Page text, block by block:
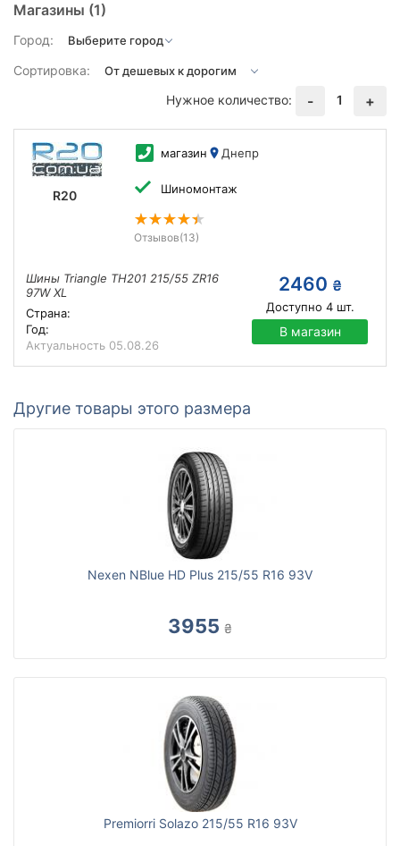
Магазины (1)
Город:
Сортировка:
Нужное количество:
- 1 +
R20
магазин Днепр
Шиномонтаж
Отзывов(13)
Шины Triangle TH201 215/55 ZR16
97W XL
Страна:
Год:
Актуальность 05.08.26
2460 ₴
Доступно 4шт.
В магазин
Другие товары этого размера
Nexen NBlue HD Plus 215/55 R16 93V
3955 ₴
Premiorri Solazo 215/55 R16 93V